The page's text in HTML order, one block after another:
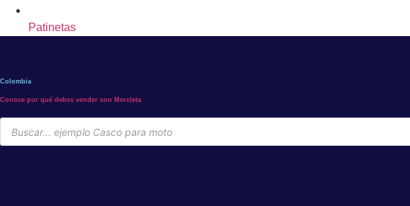
Patinetas
Colombia
Conoce por qué debes vender con Mercleta
Búsqueda
de
productos